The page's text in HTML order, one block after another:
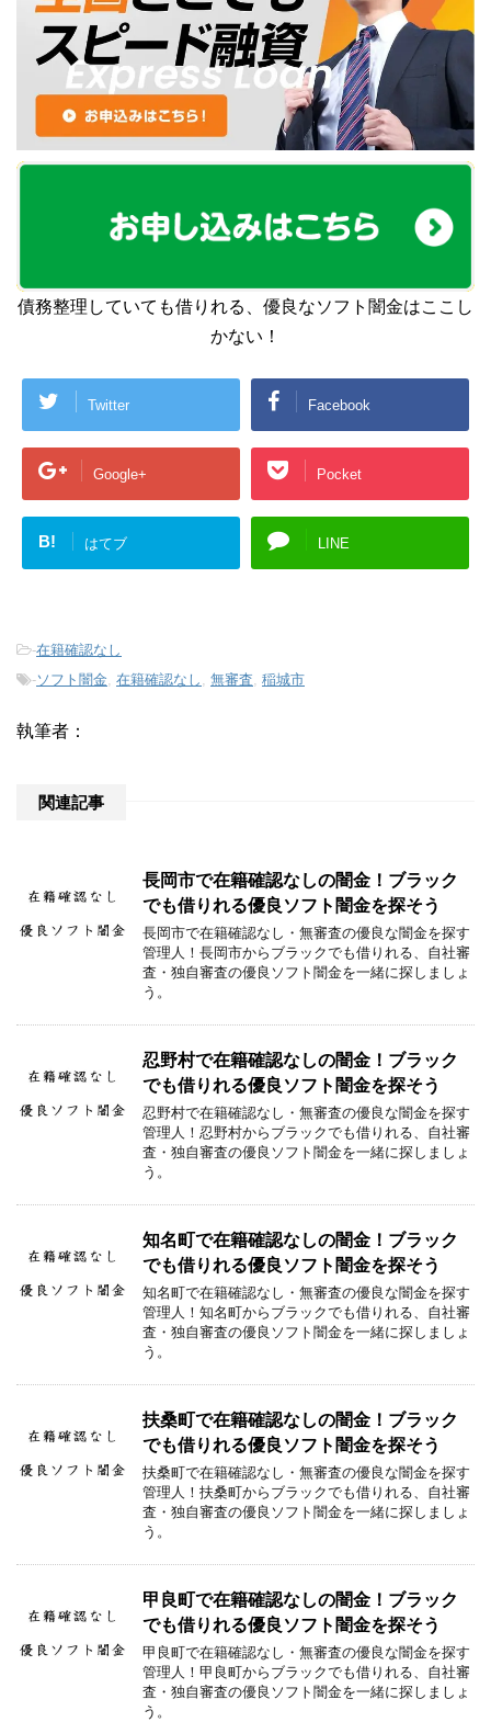
債務整理していても借りれる、優良なソフト闇金はここし
かない！
Twitter Facebook
Google+ Pocket
B! はてブ LINE
-在籍確認なし
-ソフト闇金, 在籍確認なし , 無審査, 稲城市
執筆者：
関連記事
長岡市で在籍確認なしの闇金！ブラック
でも借りれる優良ソフト闇金を探そう
長岡市で在籍確認なし・無審査の優良な闇金を探す
管理人！長岡市からブラックでも借りれる、自社審
査・独自審査の優良ソフト闇金を一緒に探しましょ
う。
忍野村で在籍確認なしの闇金！ブラック
でも借りれる優良ソフト闇金を探そう
忍野村で在籍確認なし・無審査の優良な闇金を探す
管理人！忍野村からブラックでも借りれる、自社審
査・独自審査の優良ソフト闇金を一緒に探しましょ
う。
知名町で在籍確認なしの闇金！ブラック
でも借りれる優良ソフト闇金を探そう
知名町で在籍確認なし・無審査の優良な闇金を探す
管理人！知名町からブラックでも借りれる、自社審
査・独自審査の優良ソフト闇金を一緒に探しましょ
う。
扶桑町で在籍確認なしの闇金！ブラック
でも借りれる優良ソフト闇金を探そう
扶桑町で在籍確認なし・無審査の優良な闇金を探す
管理人！扶桑町からブラックでも借りれる、自社審
査・独自審査の優良ソフト闇金を一緒に探しましょ
う。
甲良町で在籍確認なしの闇金！ブラック
でも借りれる優良ソフト闇金を探そう
甲良町で在籍確認なし・無審査の優良な闇金を探す
管理人！甲良町からブラックでも借りれる、自社審
査・独自審査の優良ソフト闇金を一緒に探しましょ
う。